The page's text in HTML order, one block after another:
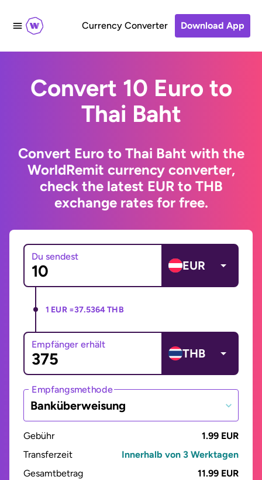
Currency Converter Download App
Convert 10 Euro to
Thai Baht
Convert Euro to Thai Baht with the
WorldRemit currency converter,
check the latest EUR to THB
exchange rates for free.
Du sendest
EUR
1 EUR =37.5364 THB
Empfänger erhält
THB
Empfangsmethode
Banküberweisung
Gebühr
1.99 EUR
Transferzeit
Innerhalb von 3 Werktagen
Gesamtbetrag
11.99 EUR